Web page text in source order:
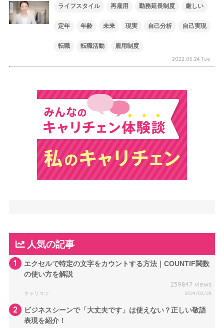
ライフスタイル 再雇用 勤務延長制度 厳しい
定年 年齢 未来 現実 自己分析 自己実現
転職 転職活動 雇用制度
2022.05.24 Tue
人気の記事
1
エクセルで特定の文字をカウントする方法｜COUNTIF関数
の使い方を解説
239847 views
キャリコツ 2024/02/28
2
ビジネスシーンで「大丈夫です」は使えない？正しい敬語
表現を紹介！